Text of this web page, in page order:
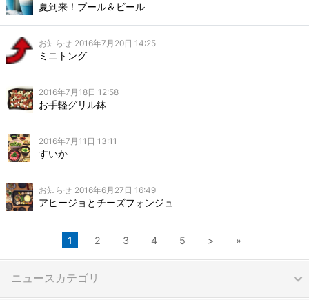
夏到来！プール＆ビール
お知らせ 2016年7月20日 14:25
ミニトング
2016年7月18日 12:58
お手軽グリル鉢
2016年7月11日 13:11
すいか
お知らせ 2016年6月27日 16:49
アヒージョとチーズフォンジュ
1 2 3 4 5 > »
ニュースカテゴリ